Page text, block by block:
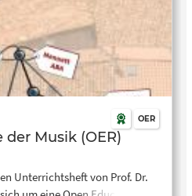
OER
der Musik (OER)
Unterrichtsheft von Prof. Dr.